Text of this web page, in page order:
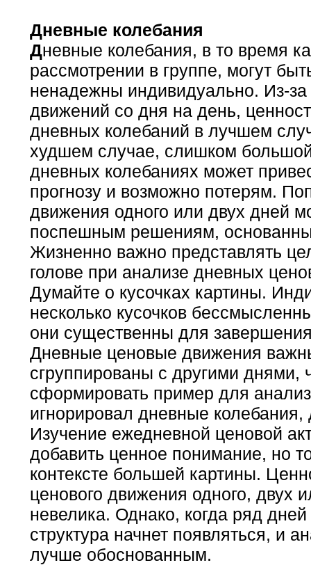
Дневные колебания
Дневные колебания, в то время
рассмотрении в группе, могут
ненадежны индивидуально. Из-за
движений со дня на день,
дневных колебаний в лучшем
худшем случае, слишком
дневных колебаниях может
прогнозу и возможно потерям.
движения одного или двух дней
поспешным решениям,
Жизненно важно представлять
голове при анализе дневных
Думайте о кусочках картины.
несколько кусочков
они существенны для
Дневные ценовые движения
сгруппированы с другими днями,
сформировать пример для
игнорировал дневные колебания,
Изучение ежедневной ценовой
добавить ценное понимание, но
контексте большей картины.
ценового движения одного, двух
невелика. Однако, когда ряд
структура начнет появляться, и
лучше обоснованным.